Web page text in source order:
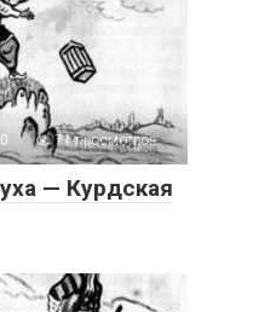
0 71 просмотров
— Курдская